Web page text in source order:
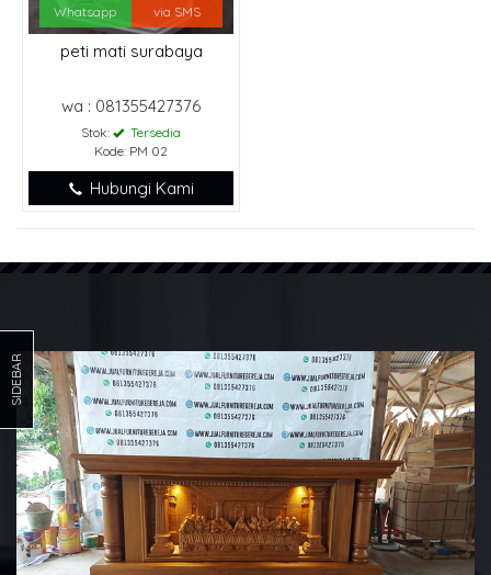
Whatsapp via SMS
peti mati surabaya
wa : 081355427376
Stok:
Tersedia
Kode: PM 02
Hubungi Kami
SIDEBAR